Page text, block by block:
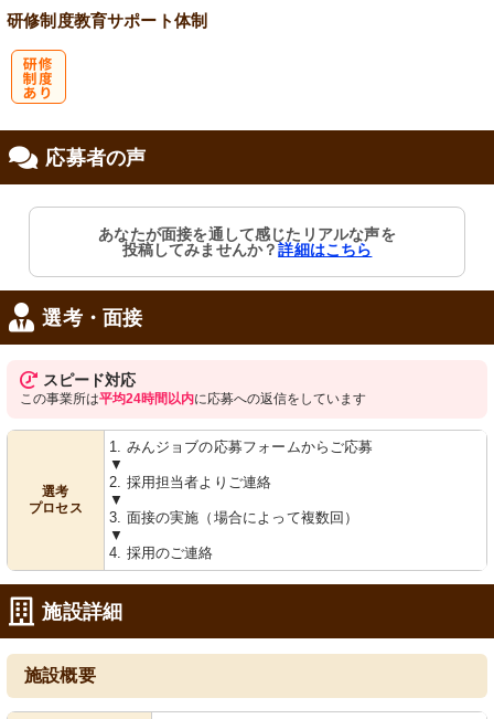
研修制度教育サポート体制
応募者の声
あなたが面接を通して感じたリアルな声を
投稿してみませんか？詳細はこちら
選考・面接
スピード対応
この事業所は平均24時間以内に応募への返信をしています
選考
プロセス
1. みんジョブの応募フォームからご応募
▼
2. 採用担当者よりご連絡
▼
3. 面接の実施（場合によって複数回）
▼
4. 採用のご連絡
施設詳細
施設概要